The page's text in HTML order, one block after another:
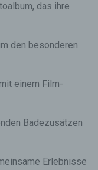
das ihre
den besonderen
einem Film-
Badezusätzen
Erlebnisse